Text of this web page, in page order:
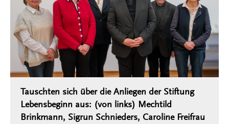
Tauschten sich über die Anliegen der Stiftung
Lebensbeginn aus: (von links) Mechtild
Brinkmann, Sigrun Schnieders, Caroline Freifrau